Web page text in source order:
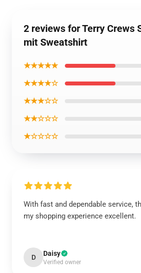
2 reviews for Terry Crews
mit Sweatshirt
★★★★★
★★★★☆
★★★☆☆
★★☆☆☆
★☆☆☆☆
With fast and dependable service,
my shopping experience excellent.
D Daisy
Verified owner